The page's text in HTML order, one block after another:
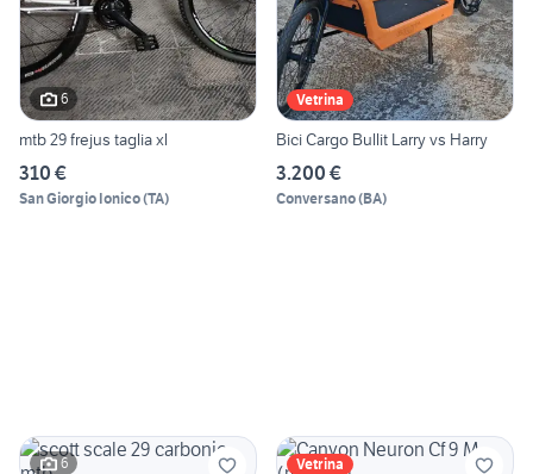
6
mtb 29 frejus taglia xl
310 €
San Giorgio Ionico(TA)
Vetrina
Bici Cargo Bullit Larry vs Harry
3.200 €
Conversano(BA)
6 Vetrina